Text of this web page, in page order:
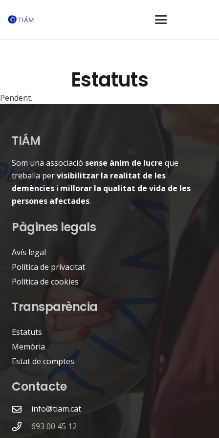
Estatuts
Pendent.
TIÁM
Som una associació sense ànim de lucre que
treballa pervisibilitzar la realitat de les
demències i millorar la qualitat de vida de les
persones afectades.
Pàgines legals
Avís legal
Política de privacitat
Política de cookies
Transparència
Estatuts
Memòria
Estat de comptes
Contacte
info@tiam.cat
693 00 45 12